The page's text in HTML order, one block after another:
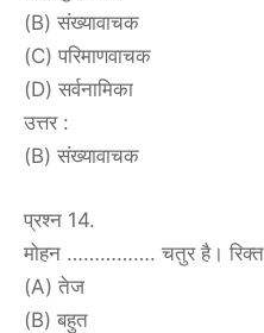
(B) संख्यावाचक
(C) परिमाणवाचक
(D) सर्वनामिका
उत्तर :
(B) संख्यावाचक
प्रश्न 14.
मोहन ……………. चतुर है। रिक्त
(A) तेज
(B) बहुत